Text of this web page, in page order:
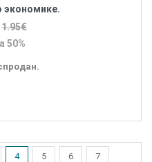
экономике.
1.95€
50%
4 5 6
7